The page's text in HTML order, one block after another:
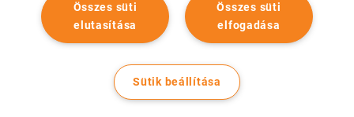
Összes süti
elfogadása
Összes süti
elutasítása
Sütik beállítása